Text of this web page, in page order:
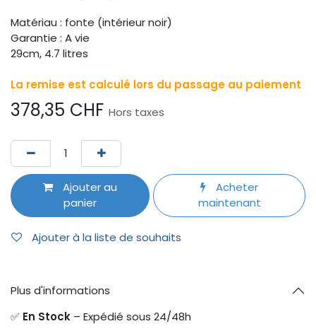
Matériau : fonte (intérieur noir)
Garantie : A vie
29cm, 4.7 litres
La remise est calculé lors du passage au paiement
378,35 CHF Hors taxes
Ajouter au
panier
Acheter
maintenant
Ajouter à la liste de souhaits
Plus d'informations
✅ En Stock – Expédié sous 24/48h